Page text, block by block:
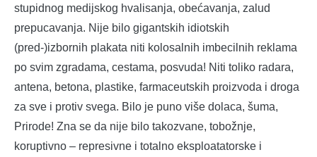
stupidnog medijskog hvalisanja, obećavanja, zalud
prepucavanja. Nije bilo gigantskih idiotskih
(pred-)izbornih plakata niti kolosalnih imbecilnih reklama
po svim zgradama, cestama, posvuda! Niti toliko radara,
antena, betona, plastike, farmaceutskih proizvoda i droga
za sve i protiv svega. Bilo je puno više dolaca, šuma,
Prirode! Zna se da nije bilo takozvane, tobožnje,
koruptivno – represivne i totalno eksploatatorske i